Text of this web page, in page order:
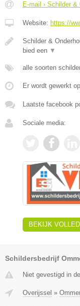
E-mail › Schilder
Website: https://
Schilder &
bied een ▼
alle soorten
Er wordt gewerkt
Laatste facebook
Sociale media:
BEKIJK
Schildersbedrijf
Niet gevestigd in
Overijssel »